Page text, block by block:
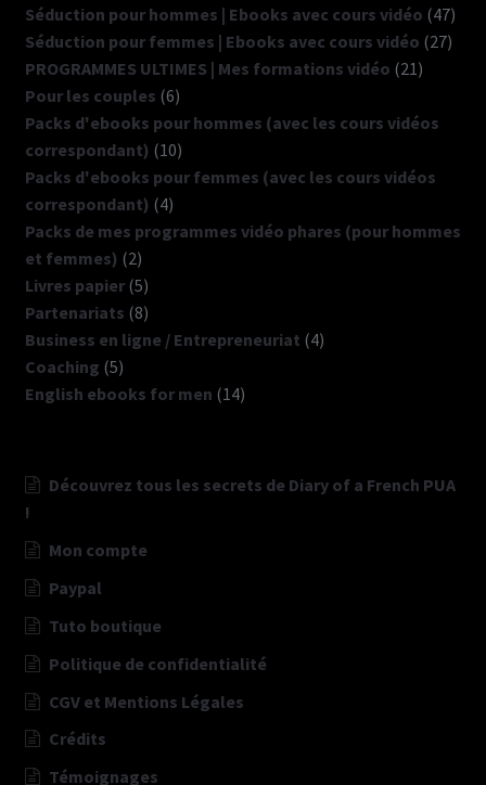
Séduction pour hommes | Ebooks avec cours vidéo 4747
Séduction pour femmes | Ebooks avec cours vidéo 2727
PROGRAMMES ULTIMES | Mes formations vidéo 21 21
Pour les couples 66
produits
Packs d'ebooks pour hommes (avec les cours vidéos
correspondant) 1010
produits
Packs d'ebooks pour femmes (avec les cours vidéos
correspondant) 44
produits
Packs de mes programmes vidéo phares (pour hommes
et femmes) 22
produits
Livres papier 55
produits
Partenariats 88
produits
Business en ligne / Entrepreneuriat 44
Coaching 55
produits
English ebooks for men 1414
Découvrez tous les secrets de Diary of a French PUA
!
Mon compte
Paypal
Tuto boutique
Politique de confidentialité
CGV et Mentions Légales
Crédits
Témoignages